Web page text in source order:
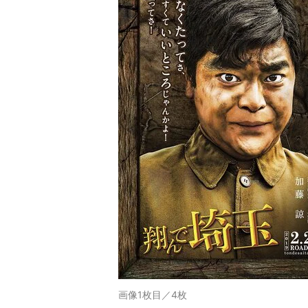
画像1枚目／4枚